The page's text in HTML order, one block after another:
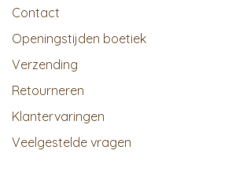
Contact
Openingstijden boetiek
Verzending
Retourneren
Klantervaringen
Veelgestelde vragen